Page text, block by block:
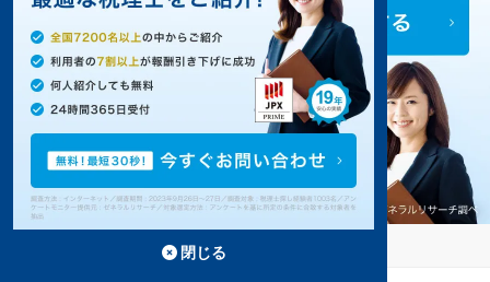
会津坂下の事務所が2件見つかりました。
閉じる